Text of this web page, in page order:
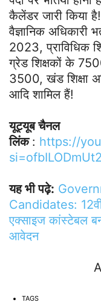
कैलेंडर जारी किया
वैज्ञानिक
2023, प्राविधिक
ग्रेड शिक्षकों के
3500, खंड शिक्षा
आदि शामिल हैं!
यूट्यूब चैनल
लिंक : https://
यह भी पढ़े:
Candidates:
एक्साइज कांस्टेबल
आवेदन
TAGS